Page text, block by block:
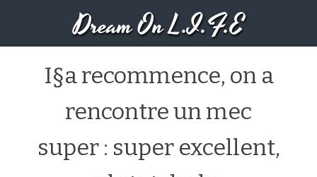
Dream On L.I.F.E
I§a recommence, on a
rencontre un mec
super : super excellent,